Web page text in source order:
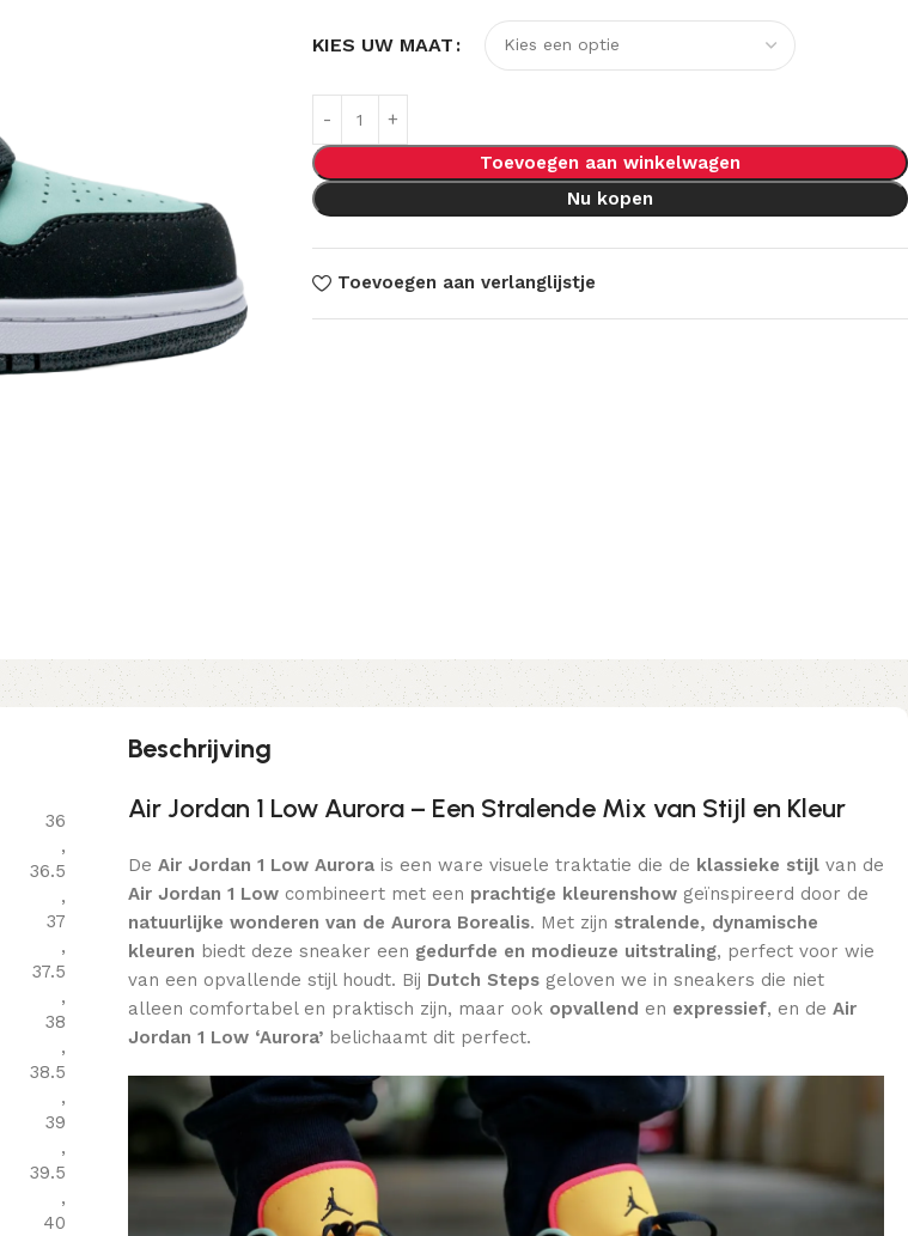
KIES UW MAAT
Toevoegen aan winkelwagen
Nu kopen
Toevoegen aan verlanglijstje
36
,
36.5
,
37
,
37.5
,
38
,
38.5
,
39
,
39.5
,
40
Beschrijving
Air Jordan 1 Low Aurora – Een Stralende Mix van Stijl en Kleur
De Air Jordan 1 Low Aurora is een ware visuele traktatie die de klassieke stijl van de
Air Jordan 1 Low combineert met een prachtige kleurenshow geïnspireerd door de
natuurlijke wonderen van de Aurora Borealis. Met zijn stralende, dynamische
kleuren biedt deze sneaker een gedurfde en modieuze uitstraling, perfect voor wie
van een opvallende stijl houdt. Bij Dutch Steps geloven we in sneakers die niet
alleen comfortabel en praktisch zijn, maar ook opvallend en expressief, en de Air
Jordan 1 Low ‘Aurora’ belichaamt dit perfect.